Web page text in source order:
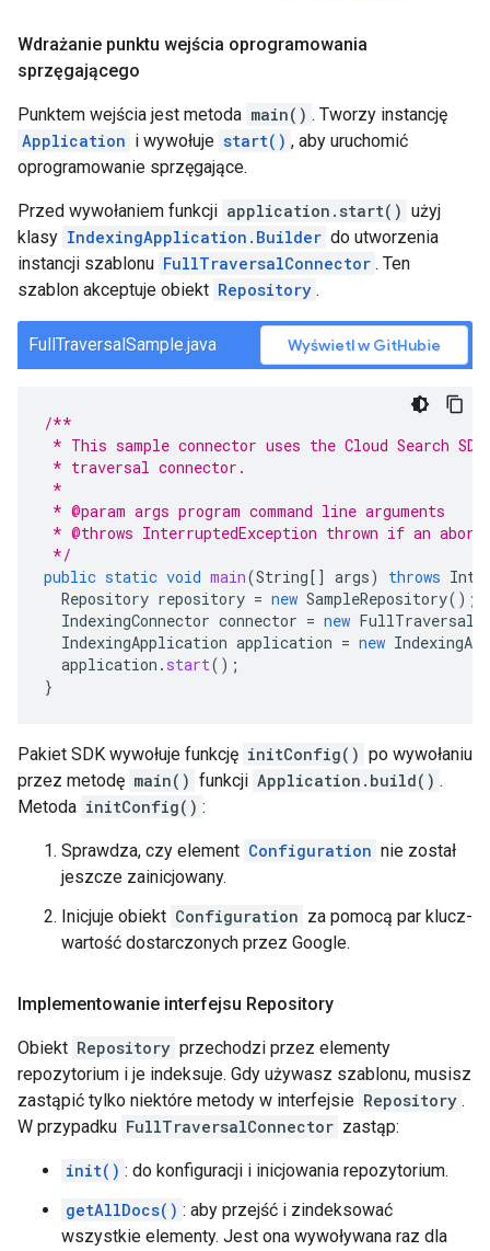
Wdrażanie punktu wejścia oprogramowania
sprzęgającego
Punktem wejścia jest metoda main() . Tworzy instancję
Application i wywołuje start() , aby uruchomić
oprogramowanie sprzęgające.
Przed wywołaniem funkcji application.start() użyj
klasy IndexingApplication.Builder do utworzenia
instancji szablonu FullTraversalConnector . Ten
szablon akceptuje obiekt Repository .
FullTraversalSample.java Wyświetl w GitHubie
/**
* This sample connector uses the Cloud Search
* traversal connector.
*
* @param args program command line arguments
* @throws InterruptedException thrown if an
*/
public static void main(String[] args) throws
Repository repository = new SampleRepository();
IndexingConnector connector = new
IndexingApplication application = new
application . start();
}
Pakiet SDK wywołuje funkcję initConfig() po wywołaniu
przez metodę main() funkcji Application.build() .
Metoda initConfig() :
Sprawdza, czy element Configuration nie został
jeszcze zainicjowany.
Inicjuje obiekt Configuration za pomocą par klucz-
wartość dostarczonych przez Google.
Implementowanie interfejsu Repository
Obiekt Repository przechodzi przez elementy
repozytorium i je indeksuje. Gdy używasz szablonu, musisz
zastąpić tylko niektóre metody w interfejsie Repository .
W przypadku FullTraversalConnector zastąp:
init() : do konfiguracji i inicjowania repozytorium.
getAllDocs() : aby przejść i zindeksować
wszystkie elementy. Jest ona wywoływana raz dla